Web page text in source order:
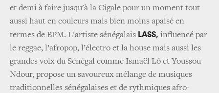
et demi à faire jusqu'à la Cigale pour un moment tout
aussi haut en couleurs mais bien moins apaisé en
termes de BPM. L'artiste sénégalais LASS, influencé par
le reggae, l’afropop, l’électro et la house mais aussi les
grandes voix du Sénégal comme Ismaël Lô et Youssou
Ndour, propose un savoureux mélange de musiques
traditionnelles sénégalaises et de rythmiques afro-